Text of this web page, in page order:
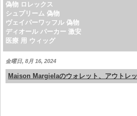
偽物 ロレックス
シュプリーム 偽物
ヴェイパーワッフル 偽物
ディオール パーカー 激安
医療 用 ウィッグ
金曜日, 8月 16, 2024
Maison Margielaのウォレット、アウトレ